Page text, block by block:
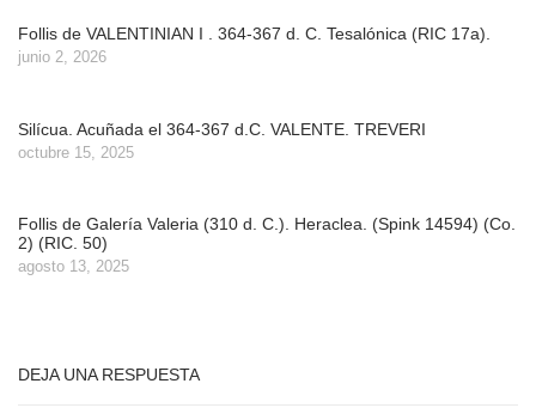
Follis de VALENTINIAN I . 364-367 d. C. Tesalónica (RIC 17a).
junio 2, 2026
Silícua. Acuñada el 364-367 d.C. VALENTE. TREVERI
octubre 15, 2025
Follis de Galería Valeria (310 d. C.). Heraclea. (Spink 14594) (Co.
2) (RIC. 50)
agosto 13, 2025
DEJA UNA RESPUESTA